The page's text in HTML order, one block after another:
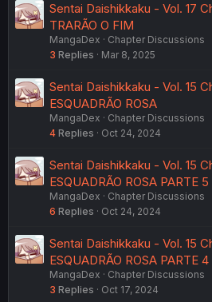
Sentai Daishikkaku - Vol. 17
TRARÃO O FIM
MangaDex
Chapter Discussions
3 Replies Mar 8, 2025
Sentai Daishikkaku - Vol. 15
ESQUADRÃO ROSA
MangaDex
Chapter Discussions
4 Replies Oct 24, 2024
Sentai Daishikkaku - Vol. 15
ESQUADRÃO ROSA PARTE 5
MangaDex
Chapter Discussions
6 Replies Oct 24, 2024
Sentai Daishikkaku - Vol. 15
ESQUADRÃO ROSA PARTE 4
MangaDex
Chapter Discussions
3 Replies Oct 17, 2024